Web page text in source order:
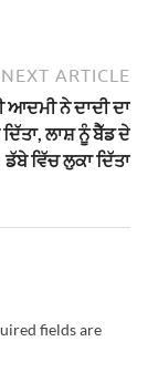
NEXT ARTICLE
ਨੇ ਦਾਦੀ ਦਾ
ਲਾਸ਼ ਨੂੰ ਬੈੱਡ ਦੇ
ਡੱਬੇ ਵਿੱਚ ਲੁਕਾ ਦਿੱਤਾ
fields are